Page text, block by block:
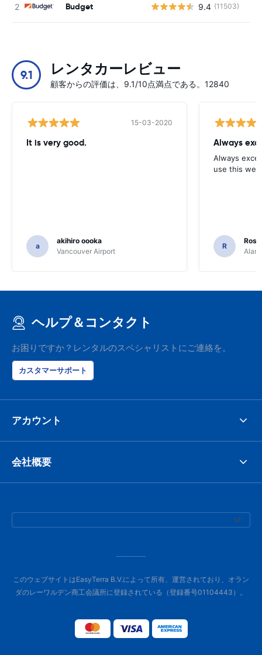
Budget 9.4 (11503)
9.1 レンタカーレビュー
顧客からの評価は、9.1/10点満点である。12840
15-03-2020
It is very good.
a
akihiro oooka
Vancouver Airport
Always
Always
use this
R
ヘルプ＆コンタクト
お困りですか？レンタルのスペシャリストにご連絡を。
カスタマーサポート
アカウント
会社概要
このウェブサイトはEasyTerra B.V.によって所有、運営されており、オラン
ダのレーワルデン商工会議所に登録されている（登録番号01104443）。